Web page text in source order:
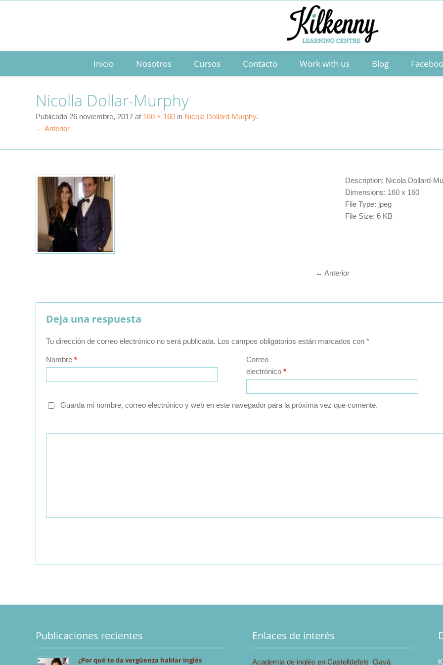
Inicio Nosotros Cursos Contacto Work with us Blog
Nicolla Dollar-Murphy
Publicado 26 noviembre, 2017 at 160 × 160 in Nicola Dollard-Murphy.
← Anterior
Description: Nicola Dollard-
Dimensions: 160 x 160
File Type: jpeg
File Size: 6 KB
← Anterior
Deja una respuesta
Tu dirección de correo electrónico no será publicada. Los campos obligatorios están marcados con *
Nombre *
Correo
electrónico*
Guarda mi nombre, correo electrónico y web en este navegador para la próxima vez que comente.
Publicaciones recientes
¿Por qué te da vergüenza hablar inglés
Enlaces de interés
Academia de inglés en Castelldefels,Gavà